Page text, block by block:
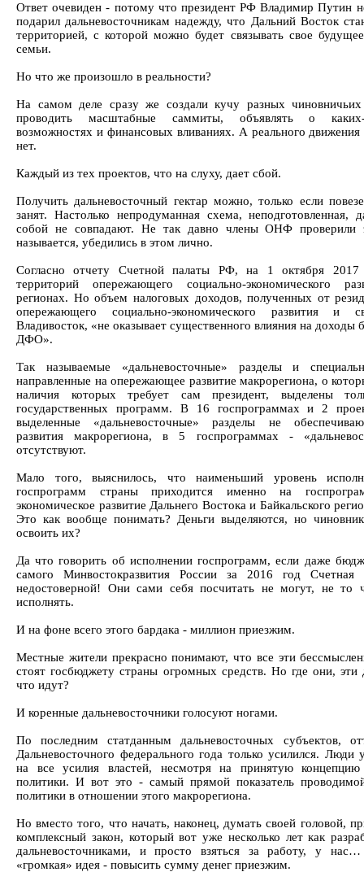
Ответ очевиден - потому что президент РФ Владимир Путин
подарил дальневосточникам надежду, что Дальний Восток
территорией, с которой можно будет связывать свое
семьи.
Но что же произошло в реальности?
На самом деле сразу же создали кучу разных чиновничьих
проводить масштабные саммиты, объявлять о каких-
возможностях и финансовых вливаниях. А реального
нет.
Каждый из тех проектов, что на слуху, дает сбой.
Получить дальневосточный гектар можно, только если
занят. Настолько непродуманная схема,
собой не совпадают. Не так давно члены ОНФ проверили
называется, убедились в этом лично.
Согласно отчету Счетной палаты РФ, на 1 октября 2017
территорий опережающего социально-экономического
регионах. Но объем налоговых доходов, полученных от
опережающего социально-экономического развития и
Владивосток, «не оказывает существенного влияния на доходы
ДФО».
Так называемые «дальневосточные» разделы и
направленные на опережающее развитие макрорегиона, о
наличия которых требует сам президент, выделены
государственных программ. В 16 госпрограммах и 2
выделенные «дальневосточные» разделы не
развития макрорегиона, в 5 госпрограммах -
отсутствуют.
Мало того, выяснилось, что наименьший уровень
госпрограмм страны приходится именно на
экономическое развитие Дальнего Востока и Байкальского
Это как вообще понимать? Деньги выделяются, но
освоить их?
Да что говорить об исполнении госпрограмм, если даже
самого Минвостокразвития России за 2016 год Счетная
недостоверной! Они сами себя посчитать не могут, не то
исполнять.
И на фоне всего этого бардака - миллион приезжим.
Местные жители прекрасно понимают, что все эти
стоят госбюджету страны огромных средств. Но где они, эти
что идут?
И коренные дальневосточники голосуют ногами.
По последним статданным дальневосточных субъектов,
Дальневосточного федерального года только усилился. Люди
на все усилия властей, несмотря на принятую концепцию
политики. И вот это - самый прямой показатель проводимой
политики в отношении этого макрорегиона.
Но вместо того, что начать, наконец, думать своей головой,
комплексный закон, который вот уже несколько лет как
дальневосточниками, и просто взяться за работу, у нас…
«громкая» идея - повысить сумму денег приезжим.